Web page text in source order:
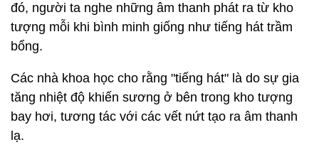
đó, người ta nghe những âm thanh phát ra từ kho
tượng mỗi khi bình minh giống như tiếng hát trầm
bổng.
Các nhà khoa học cho rằng "tiếng hát" là do sự gia
tăng nhiệt độ khiến sương ở bên trong kho tượng
bay hơi, tương tác với các vết nứt tạo ra âm thanh
lạ.